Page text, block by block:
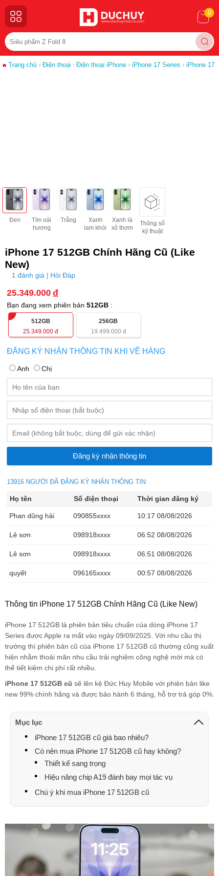
0
Trang chủ Điện thoại Điện thoại iPhone iPhone 17 Series iPhone 17
Đen
Tím oải
hương
Trắng
Xanh
lam khói
Xanh lá
xô thơm
Thông số
kỹ thuật
iPhone 17 512GB Chính Hãng Cũ (Like
New)
1 đánh giá | Hỏi Đáp
25.349.000 đ
Bạn đang xem phiên bản512GB :
512GB
25.349.000 đ
256GB
19.499.000đ
ĐĂNG KÝ NHẬN THÔNG TIN KHI VỀ HÀNG
Anh Chị
13916 NGƯỜI ĐÃ ĐĂNG KÝ NHẬN THÔNG TIN
Họ tên Số điện thoại Thời gian đăng ký
Phan dũng hải 090855xxxx 10:17 08/08/2026
Lê sơn 098918xxxx 06:52 08/08/2026
Lê sơn 098918xxxx 06:51 08/08/2026
quyết 096165xxxx 00:57 08/08/2026
23:03 08/07/2026
Nguyen tuan dat 078915xxxx 21:56 08/07/2026
Tony 090104xxxx
Tony 090104xxxx 21:00 08/07/2026
Trần Hùng
Hoàng Cao kỳ 087666xxxx
Hoàng Cao kỳ 087666xxxx 19:01 08/07/2026
090660xxxx 16:34 08/07/2026
VO THANH VINH 090660xxxx 16:34 08/07/2026
Thông tin iPhone 17 512GB Chính Hãng Cũ (Like New)
iPhone 17 512GB là phiên bản tiêu chuẩn của dòng iPhone 17
Series được Apple ra mắt vào ngày 09/09/2025. Với nhu cầu thị
trường thì phiên bản cũ của iPhone 17 512GB cũ thường cũng xuất
hiện nhằm thoải mãn nhu cầu trải nghiệm công nghệ mới mà có
thể tiết kiệm chi phí rất nhiều.
iPhone 17 512GB cũ sẽ lên kệ Đức Huy Mobile với phiên bản like
new 99% chính hãng và được bảo hành 6 tháng, hỗ trợ trả góp 0%.
Mục lục
iPhone 17 512GB cũ giá bao nhiêu?
Có nên mua iPhone 17 512GB cũ hay không?
Thiết kế sang trọng
Hiệu năng chip A19 đánh bay mọi tác vụ
Chú ý khi mua iPhone 17 512GB cũ